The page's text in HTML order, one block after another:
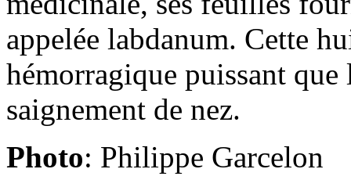
appelée labdanum. Cette
hémorragique puissant
saignement de nez.
Photo: Philippe Garcelon